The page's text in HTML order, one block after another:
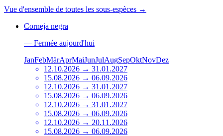
Vue d'ensemble de toutes les sous-espèces →
Corneja negra
— Fermée aujourd'hui
JanFebMärAprMaiJunJulAugSepOktNovDez
12.10.2026 → 31.01.2027
15.08.2026 → 06.09.2026
12.10.2026 → 31.01.2027
15.08.2026 → 06.09.2026
12.10.2026 → 31.01.2027
15.08.2026 → 06.09.2026
12.10.2026 → 20.11.2026
15.08.2026 → 06.09.2026